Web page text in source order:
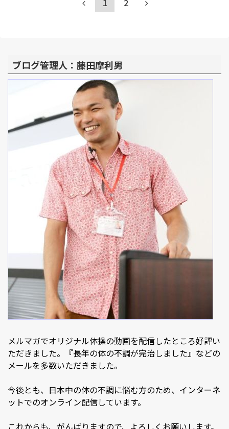
ブログ管理人：藤田摩利男
メルマガでオリジナル体操の動画を配信したところ好評い
ただきました。『長年の体の不調が完治しました』などの
メールを多数いただきました。
今後とも、日本中の体の不調に悩む方のため、インターネ
ットでのオンライン配信しています。
これからも、がんばりますので、よろしくお願いします。